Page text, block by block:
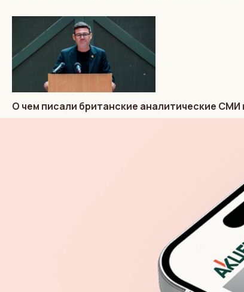
О чем писали британские аналитические СМИ